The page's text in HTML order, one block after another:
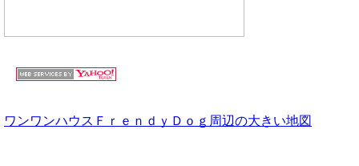
ワンワンハウスＦｒｅｎｄｙＤｏｇ周辺の大きい地図